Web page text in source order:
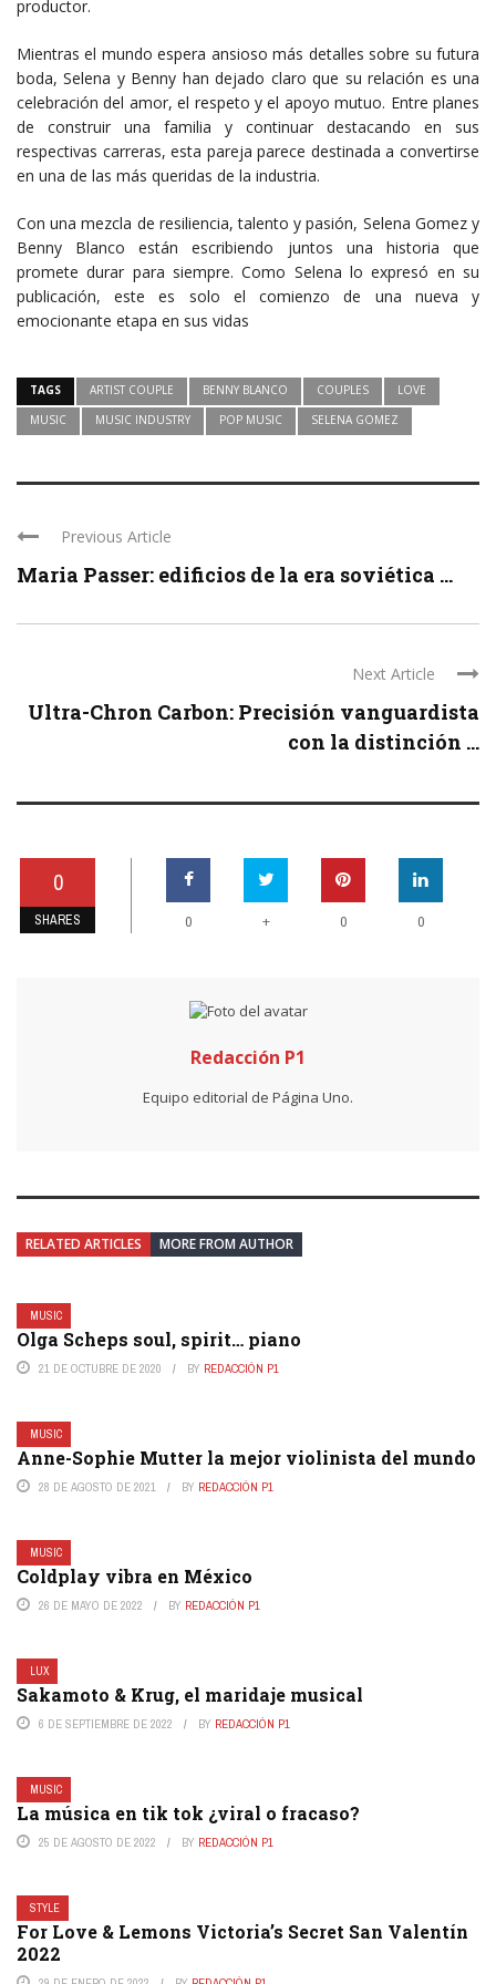
productor.
Mientras el mundo espera ansioso más detalles sobre su futura
boda, Selena y Benny han dejado claro que su relación es una
celebración del amor, el respeto y el apoyo mutuo. Entre planes
de construir una familia y continuar destacando en sus
respectivas carreras, esta pareja parece destinada a convertirse
en una de las más queridas de la industria.
Con una mezcla de resiliencia, talento y pasión, Selena Gomez y
Benny Blanco están escribiendo juntos una historia que
promete durar para siempre. Como Selena lo expresó en su
publicación, este es solo el comienzo de una nueva y
emocionante etapa en sus vidas
TAGS ARTIST COUPLE BENNY BLANCO COUPLES
LOVE
MUSIC
MUSIC INDUSTRY POP MUSIC SELENA GOMEZ
Previous Article
Maria Passer: edificios de la era soviética ...
Next Article
Ultra-Chron Carbon: Precisión vanguardista
con la distinción ...
0
SHARES 0 + 0 0
Redacción P1
Equipo editorial de Página Uno.
RELATED ARTICLES MORE FROM AUTHOR
MUSIC
Olga Scheps soul, spirit… piano
21 DE OCTUBRE DE 2020 BY REDACCIÓN P1
MUSIC
Anne-Sophie Mutter la mejor violinista del mundo
28 DE AGOSTO DE 2021 BY REDACCIÓN P1
MUSIC
Coldplay vibra en México
26 DE MAYO DE 2022 BY REDACCIÓN P1
LUX
Sakamoto & Krug, el maridaje musical
6 DE SEPTIEMBRE DE 2022 BY REDACCIÓN P1
MUSIC
La música en tik tok ¿viral o fracaso?
25 DE AGOSTO DE 2022 BY REDACCIÓN P1
STYLE
For Love & Lemons Victoria’s Secret San Valentín
2022